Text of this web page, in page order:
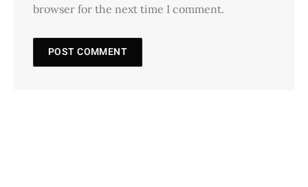
browser for the next time I comment.